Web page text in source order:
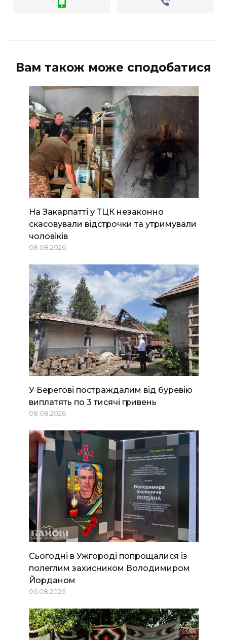
Вам також може сподобатися
На Закарпатті у ТЦК незаконно
скасовували відстрочки та утримували
чоловіків
08.08.2026
У Берегові постраждалим від буревію
виплатять по 3 тисячі гривень
08.08.2026
Сьогодні в Ужгороді попрощалися із
полеглим захисником Володимиром
Йорданом
06.08.2026